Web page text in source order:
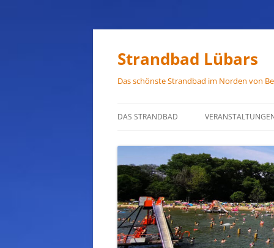
Zum
Strandbad Lübars
Das schönste Strandbad im Norden von
DAS STRANDBAD
ANFAHRT
HAUSORDNUNG
VERMIETUNG
PRESSEFOTOS